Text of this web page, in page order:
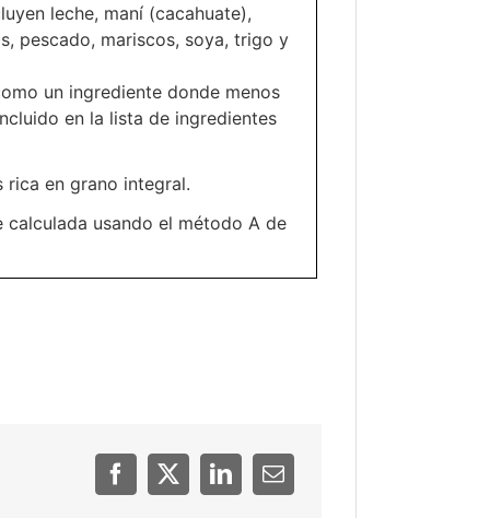
leche, maní (cacahuate),
pescado, mariscos, soya, trigo y
un ingrediente donde menos
en la lista de ingredientes
rica en grano integral.
usando el método A de